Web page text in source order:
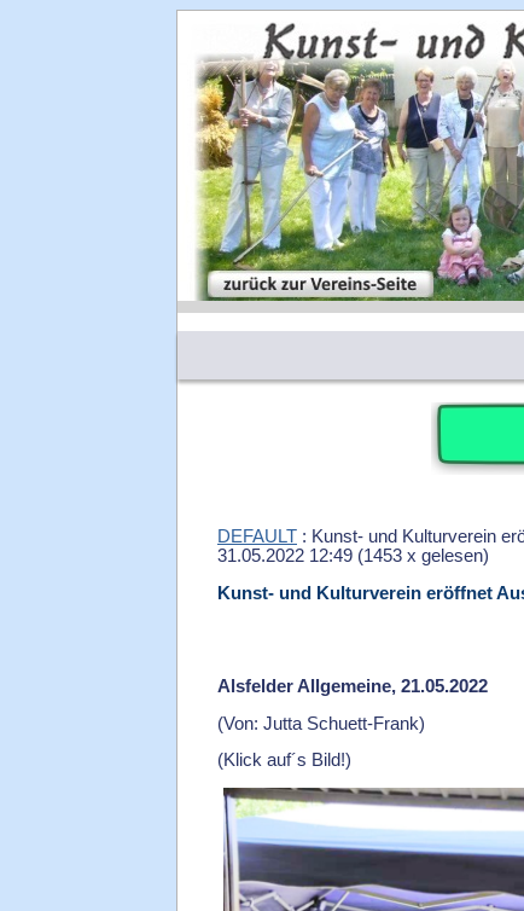
DEFAULT : Kunst- und Kulturverein
31.05.2022 12:49 (1453 x gelesen)
Kunst- und Kulturverein eröffnet
Alsfelder Allgemeine, 21.05.2022
(Von: Jutta Schuett-Frank)
(Klick auf´s Bild!)